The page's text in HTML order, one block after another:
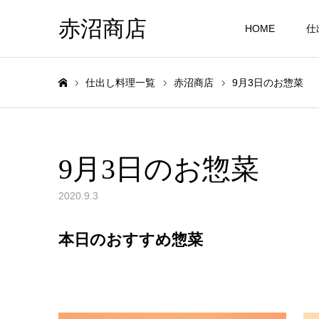
赤沼商店 HOME 仕
仕出し料理一覧 赤沼商店 9月3日のお惣菜
9月3日のお惣菜
2020.9.3
本日のおすすめ惣菜